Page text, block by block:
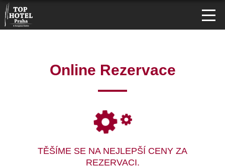
Online Rezervace
TĚŠÍME SE NA NEJLEPŠÍ CENY ZA
REZERVACI.